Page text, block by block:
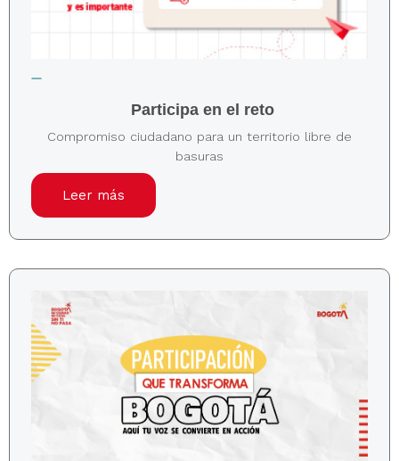
Participa en el reto
Compromiso ciudadano para un territorio libre de
basuras
Leer más